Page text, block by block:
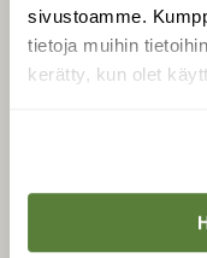
sivustoamme.
tietoja muihin
kerätty, kun olet